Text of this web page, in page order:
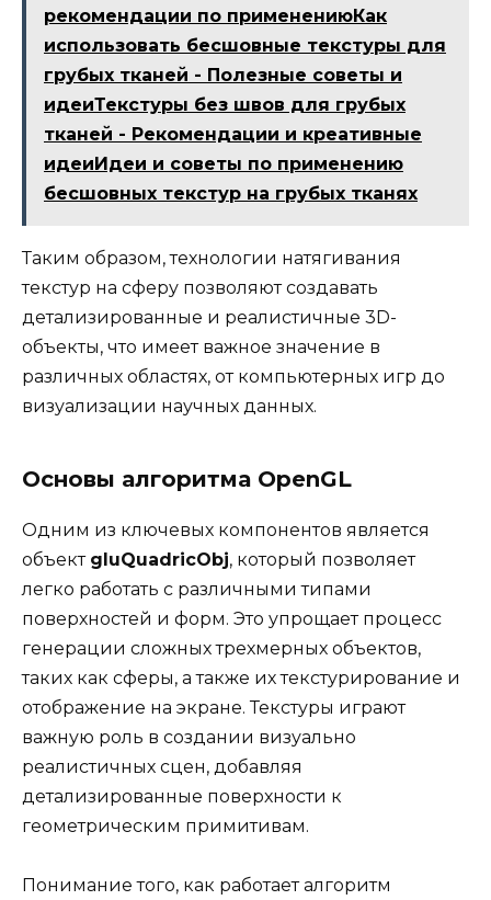
рекомендации по применениюКак
использовать бесшовные текстуры для
грубых тканей - Полезные советы и
идеиТекстуры без швов для грубых
тканей - Рекомендации и креативные
идеиИдеи и советы по применению
бесшовных текстур на грубых тканях
Таким образом, технологии натягивания
текстур на сферу позволяют создавать
детализированные и реалистичные 3D-
объекты, что имеет важное значение в
различных областях, от компьютерных игр до
визуализации научных данных.
Основы алгоритма OpenGL
Одним из ключевых компонентов является
объект gluQuadricObj, который позволяет
легко работать с различными типами
поверхностей и форм. Это упрощает процесс
генерации сложных трехмерных объектов,
таких как сферы, а также их текстурирование и
отображение на экране. Текстуры играют
важную роль в создании визуально
реалистичных сцен, добавляя
детализированные поверхности к
геометрическим примитивам.
Понимание того, как работает алгоритм